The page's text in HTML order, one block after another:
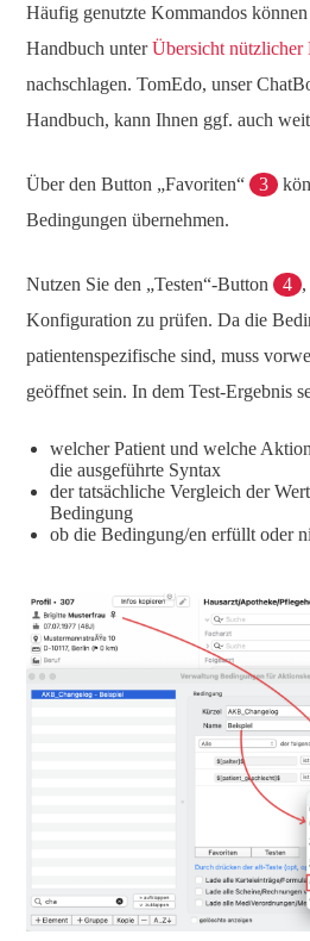
Häufig genutzte Kommandos
Handbuch unterÜbersicht nützlicher
nachschlagen. TomEdo, unser
Handbuch, kann Ihnen ggf. auch
Über den Button „Favoriten“ 3
Bedingungen übernehmen.
Nutzen Sie den „Testen“-Button 4
Konfiguration zu prüfen. Da die
patientenspezifische sind, muss
geöffnet sein. In dem Test-Ergebnis
welcher Patient und welche
die ausgeführte Syntax
der tatsächliche Vergleich der
Bedingung
ob die Bedingung/en erfüllt oder